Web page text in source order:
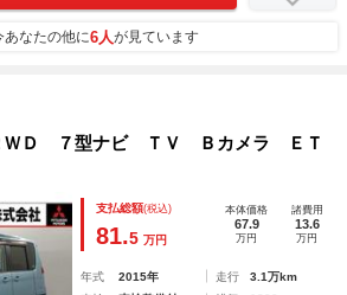
あなたの他に6人が見ています
Ｄ ７型ナビ ＴＶ Ｂカメラ ＥＴ
支払総額(税込)
81.5 万円
本体価格
67.9
万円
諸費用
13.6
万円
年式 2015年 走行
3.1万km